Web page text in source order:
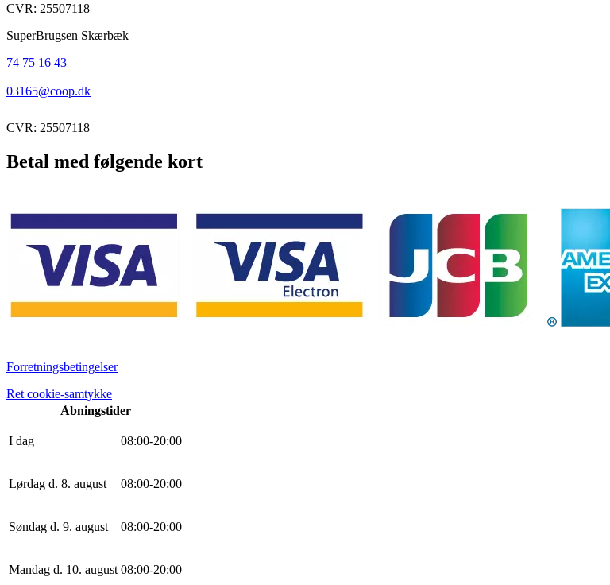
CVR: 25507118
SuperBrugsen Skærbæk
74 75 16 43
03165@coop.dk
CVR: 25507118
Betal med følgende kort
Forretningsbetingelser
Ret cookie-samtykke
Åbningstider
I dag 08:00-20:00
Lørdag d. 8. august 08:00-20:00
Søndag d. 9. august 08:00-20:00
Mandag d. 10. august 08:00-20:00